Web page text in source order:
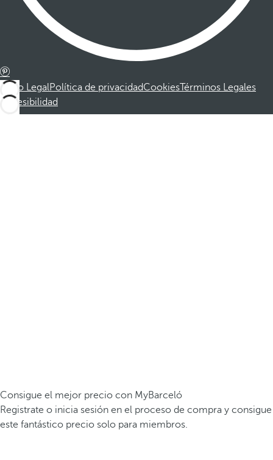
Aviso LegalPolítica de privacidadCookiesTérminos Legales
Accesibilidad
Consigue el mejor precio con MyBarceló
Registrate o inicia sesión en el proceso de compra y consigue
este fantástico precio solo para miembros.